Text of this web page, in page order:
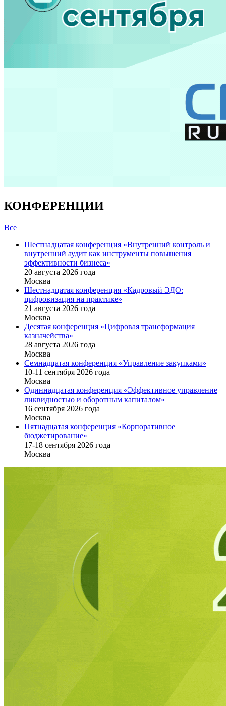
КОНФЕРЕНЦИИ
Все
Шестнадцатая конференция «Внутренний контроль и
внутренний аудит как инструменты повышения
эффективности бизнеса»
20 августа 2026 года
Москва
Шестнадцатая конференция «Кадровый ЭДО:
цифровизация на практике»
21 августа 2026 года
Москва
Десятая конференция «Цифровая трансформация
казначейства»
28 августа 2026 года
Москва
Семнадцатая конференция «Управление закупками»
10-11 сентября 2026 года
Москва
Одиннадцатая конференция «Эффективное управление
ликвидностью и оборотным капиталом»
16 cентября 2026 года
Москва
Пятнадцатая конференция «Корпоративное
бюджетирование»
17-18 сентября 2026 года
Москва